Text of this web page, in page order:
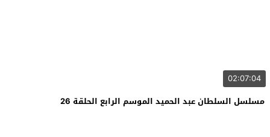
02:07:04
مسلسل السلطان عبد الحميد الموسم الرابع الحلقة 26